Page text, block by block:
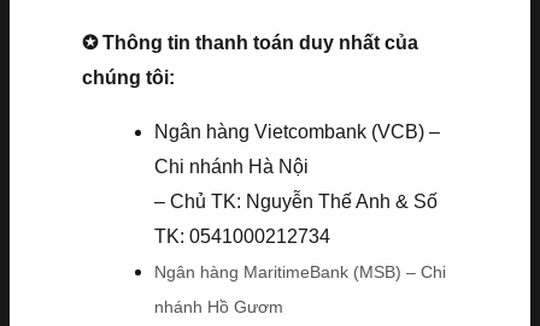
✪ Thông tin thanh toán duy nhất của
chúng tôi:
Ngân hàng Vietcombank (VCB) –
Chi nhánh Hà Nội
– Chủ TK: Nguyễn Thế Anh & Số
TK: 0541000212734
Ngân hàng MaritimeBank (MSB) – Chi
nhánh Hồ Gươm